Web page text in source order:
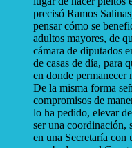
precisó Ramos
pensar cómo se
adultos mayores, de
cámara de diputados
de casas de día, para
en donde permanecer
De la misma forma
compromisos de
lo ha pedido, elevar
ser una coordinación,
en una Secretaría con